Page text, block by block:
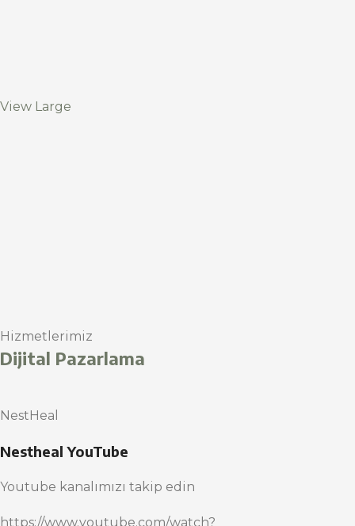
View Large
Hizmetlerimiz
Dijital Pazarlama
NestHeal
Nestheal YouTube
Youtube kanalımızı takip edin
https://www.youtube.com/watch?